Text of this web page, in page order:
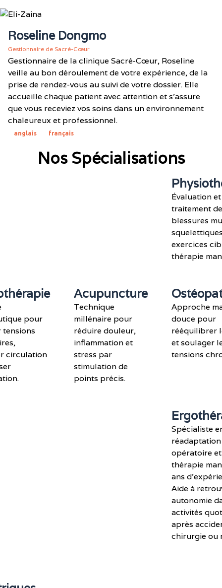
Roseline Dongmo
Gestionnaire de Sacré-Cœur
Gestionnaire de la clinique Sacré-Cœur, Roseline
veille au bon déroulement de votre expérience, de la
prise de rendez-vous au suivi de votre dossier. Elle
accueille chaque patient avec attention et s'assure
que vous receviez vos soins dans un environnement
chaleureux et professionnel.
anglais français
Nos Spécialisations
Évaluation et
traitement
blessures
exercices
thérapie
pour
tensions
circulation
Acupuncture
Technique
millénaire pour
réduire douleur,
inflammation et
stress par
stimulation de
points précis.
Approche
douce pour
rééquilibrer
et soulager
tensions
Spécialiste
opératoire et
thérapie
ans
Aide à
autonomie
activités
après
chirurgie ou